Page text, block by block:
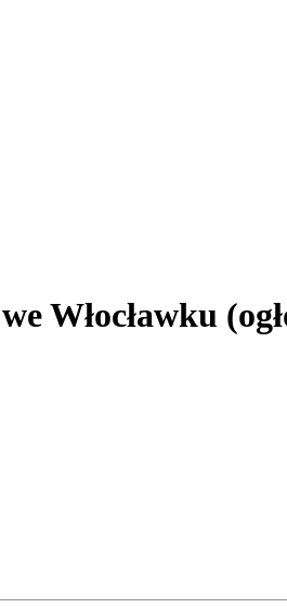
Włocławku